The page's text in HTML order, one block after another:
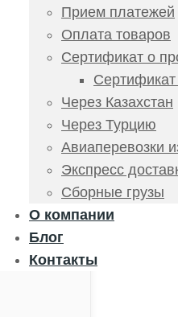
Прием платежей
Оплата товаров
Сертификат о
Через Казахстан
Через Турцию
Авиаперевозки
Экспресс
Сборные грузы
О компании
Блог
Контакты